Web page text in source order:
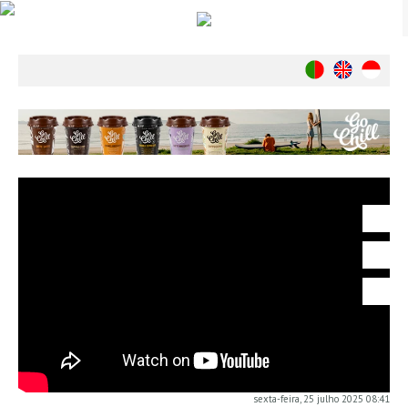
Internacionais
Ambiente
Crónicas
sexta-feira, 25 julho 2025 08:41